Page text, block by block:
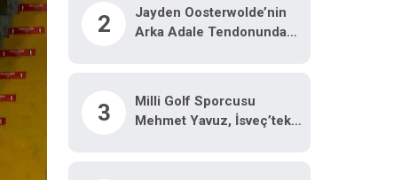
2
Jayden Oosterwolde’nin
Arka Adale Tendonunda
3
Milli Golf Sporcusu
Mehmet Yavuz, İsveç’teki